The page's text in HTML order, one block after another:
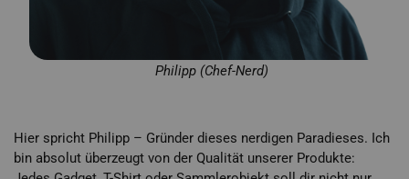
Philipp (Chef-Nerd)
Hier spricht Philipp – Gründer dieses nerdigen Paradieses. Ich
bin absolut überzeugt von der Qualität unserer Produkte: